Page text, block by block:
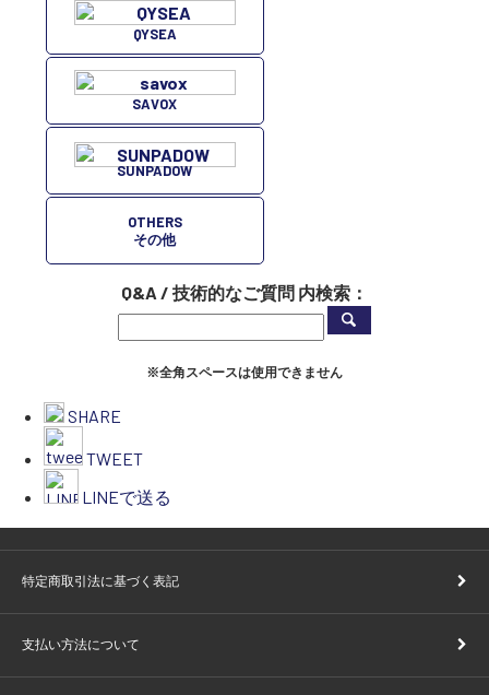
QYSEA
SAVOX
SUNPADOW
OTHERS
その他
Q&A / 技術的なご質問 内検索：
※全角スペースは使用できません
SHARE
TWEET
LINEで送る
特定商取引法に基づく表記
支払い方法について